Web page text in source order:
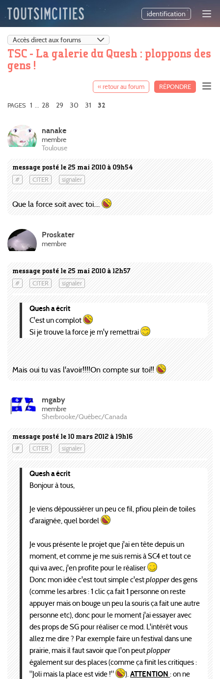
identification
TSC - La galerie du Quesh : ploppons des
gens !
« retour au forum RÉPONDRE
PAGES 1 ... 28 29 30 31 32
message posté le 25 mai 2010 à 09h54
# CITER signaler
nanake
membre
Toulouse
Que la force soit avec toi....
message posté le 25 mai 2010 à 12h57
# CITER signaler
Proskater
membre
Quesh a écrit
C'est un complot
Si je trouve la force je m'y remettrai
Mais oui tu vas l'avoir!!!!On compte sur toi!!
message posté le 10 mars 2012 à 19h16
# CITER signaler
mgaby
membre
Sherbrooke/Québec/Canada
Quesh a écrit
Bonjour à tous,
Je viens dépoussiérer un peu ce fil, pfiou plein de toiles
d'araignée, quel bordel
Je vous présente le projet que j'ai en tête depuis un
moment, et comme je me suis remis à SC4 et tout ce
qui va avec, j'en profite pour le réaliser
Donc mon idée c'est tout simple c'estplopperdes gens
(comme les arbres : 1 clic ça fait 1 personne on reste
appuyer mais on bouge un peu la souris ça fait une autre
personne etc), donc pour le moment j'ai essayer avec
des props de SG pour réaliser ce mod. L'intérêt vous
allez me dire ? Par exemple faire un festival dans une
prairie, mais il faut savoir que l'on peutplopper
également sur des places (comme ça finit les critiques :
"Joli mais la place est vide !"
).ATTENTION : on ne